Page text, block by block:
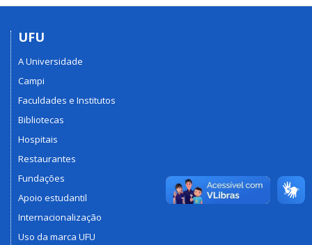
UFU
A Universidade
Campi
Faculdades e Institutos
Bibliotecas
Hospitais
Restaurantes
Fundações
Apoio estudantil
Internacionalização
Uso da marca UFU